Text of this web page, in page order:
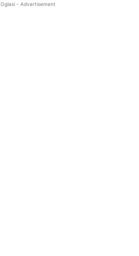
Oglasi - Advertisement